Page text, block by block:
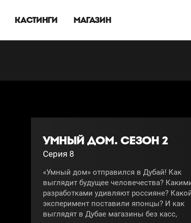
КАСТИНГИ МАГАЗИН
УМНЫЙ ДОМ. СЕЗОН 2
Серия 8
«Умный дом» отправился в Дубай! Как
выглядит будущее человечества?
разработками удивляют россияне?
эксперимент поставили японцы? И как
выглядят в Дубае магазины без касс,